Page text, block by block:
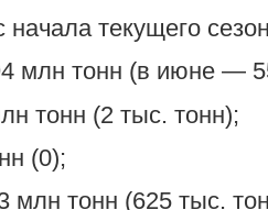
начала текущего
млн тонн (в июне —
тонн (2 тыс. тонн);
(0);
млн тонн (625 тыс.